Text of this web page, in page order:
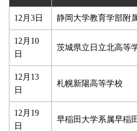
12月3日 静岡大学教育学部附
12月10
日
茨城県立日立北高等
12月13
日
札幌新陽高等学校
12月19
日
早稲田大学系属早稲